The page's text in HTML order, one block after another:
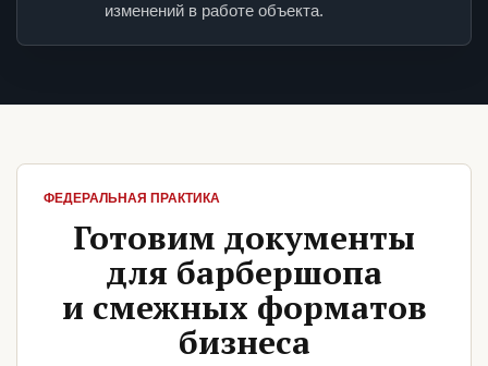
изменений в работе объекта.
ФЕДЕРАЛЬНАЯ ПРАКТИКА
Готовим документы
для барбершопа
и смежных форматов
бизнеса